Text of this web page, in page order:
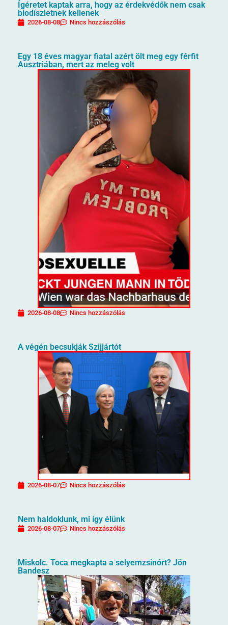
Ígéretet kaptak arra, hogy az érdekvédők nem csak
biodíszletnek kellenek
2026-08-08 Nincs hozzászólás
Egy 18 éves magyar fiatal azért ölt meg egy férfit
Ausztriában, mert az meleg volt
2026-08-08 Nincs hozzászólás
A végén becsukják Szijjártót
2026-08-07 Nincs hozzászólás
Nem haldoklunk, mi így élünk
2026-08-07 Nincs hozzászólás
Miskolc. Toca megkapta a selyemzsinórt? Jön
Bandesz